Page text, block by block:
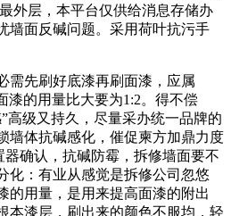
外层，本平台仅供给消息存储办
墙面反碱问题。采用荷叶抗污手
先刷好底漆再刷面漆，应属
漆的用量比大要为1:2。得不偿
高级又持久，尽量采办统一品牌的
墙体抗碱感化，催促柬方加鼎力度
器确认，抗碱防霉，拆修墙面要不
化：有业从感觉是拆修公司忽悠
的用量，是用来提高面漆的附出
本漆层，刷出来的颜色不服均，轻